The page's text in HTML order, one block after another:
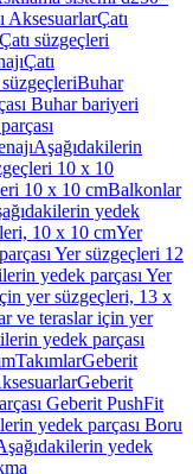
AksesuarlarÇatı
süzgeçleri
Çatı
Buhar
Buhar bariyeri
Aşağıdakilerin
10 x 10
10 x 10 cmBalkonlar
yedek
10 x 10 cmYer
Yer süzgeçleri 12
yedek parçası Yer
yer süzgeçleri, 13 x
ve teraslar için yer
yedek parçası
TakımlarGeberit
Geberit
Geberit PushFit
yedek parçası Boru
yedek